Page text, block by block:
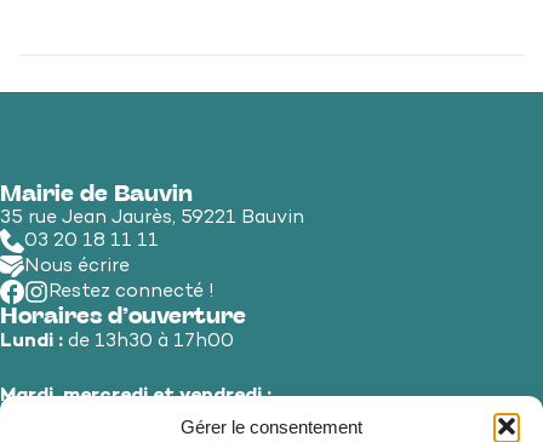
Gérer le consentement
Mairie de Bauvin
35 rue Jean Jaurès, 59221 Bauvin
03 20 18 11 11
Nous écrire
Restez connecté !
Horaires d’ouverture
Lundi : de 13h30 à 17h00
Mardi, mercredi et vendredi :
de 8h30 à 12h00 et de 13h30 à 17h00